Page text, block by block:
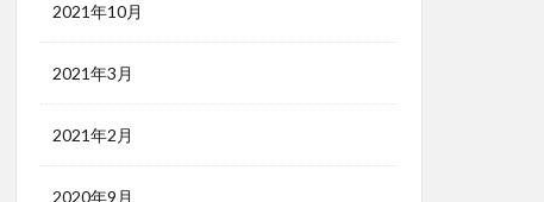
2021年10月
2021年3月
2021年2月
2020年9月